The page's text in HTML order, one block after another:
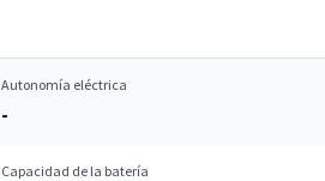
Autonomía eléctrica
-
Capacidad de la batería